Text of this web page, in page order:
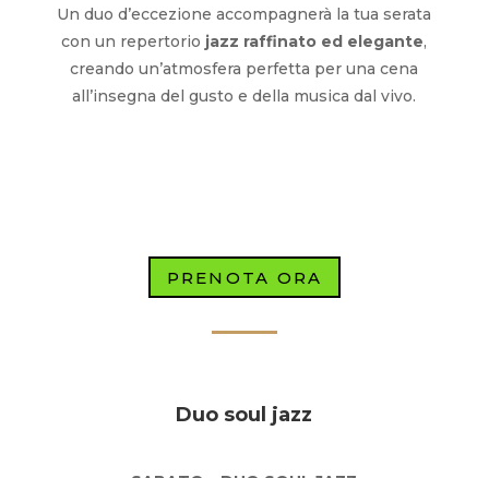
Un duo d’eccezione accompagnerà la tua serata
con un repertorio jazz raffinato ed elegante,
creando un’atmosfera perfetta per una cena
all’insegna del gusto e della musica dal vivo.
PRENOTA ORA
Duo soul jazz